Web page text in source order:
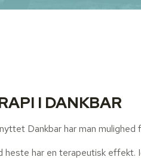
I DANKBAR
Dankbar har man mulighed
heste har en terapeutisk effekt.